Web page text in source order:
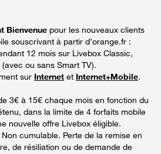
Bienvenue pour les nouveaux clients
souscrivant à partir d’orange.fr :
12 mois sur Livebox Classic,
ou sans Smart TV).
sur Internet et Internet+Mobile.
3€ à 15€ chaque mois en fonction du
dans la limite de 4 forfaits mobile
nouvelle offre Livebox éligible.
cumulable. Perte de la remise en
de résiliation ou de demande de